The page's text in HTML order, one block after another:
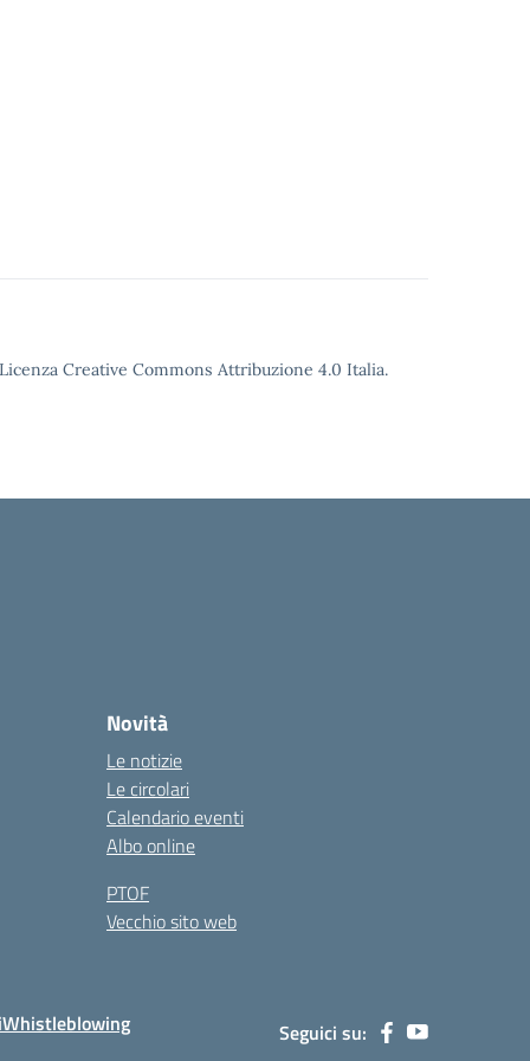
Creative Commons Attribuzione 4.0 Italia.
Novità
Le notizie
Le circolari
Calendario eventi
Albo online
PTOF
Vecchio sito web
Whistleblowing Seguici su: